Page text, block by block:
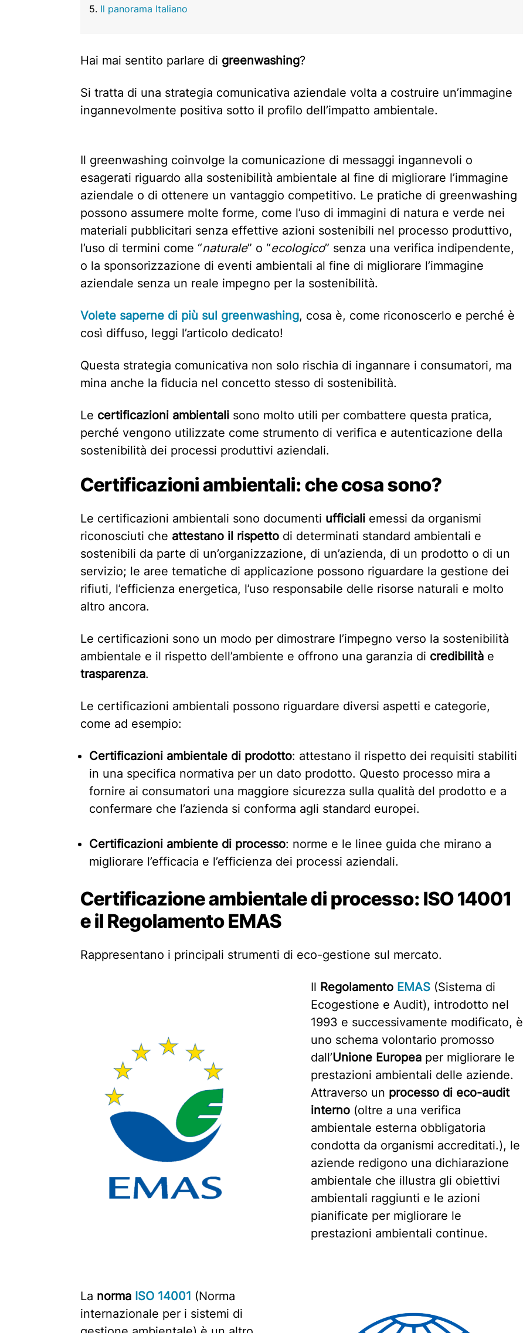
Il panorama Italiano
Hai mai sentito parlare di greenwashing?
Si tratta di una strategia comunicativa aziendale volta a costruire un’immagine
ingannevolmente positiva sotto il profilo dell’impatto ambientale.
Il greenwashing coinvolge la comunicazione di messaggi ingannevoli o
esagerati riguardo alla sostenibilità ambientale al fine di migliorare l’immagine
aziendale o di ottenere un vantaggio competitivo. Le pratiche di greenwashing
possono assumere molte forme, come l’uso di immagini di natura e verde nei
materiali pubblicitari senza effettive azioni sostenibili nel processo produttivo,
l’uso di termini come “naturale” o “ecologico” senza una verifica indipendente,
o la sponsorizzazione di eventi ambientali al fine di migliorare l’immagine
aziendale senza un reale impegno per la sostenibilità.
Volete saperne di più sul greenwashing, cosa è, come riconoscerlo e perché è
così diffuso, leggi l’articolo dedicato!
Questa strategia comunicativa non solo rischia di ingannare i consumatori, ma
mina anche la fiducia nel concetto stesso di sostenibilità.
Le certificazioni ambientali sono molto utili per combattere questa pratica,
perché vengono utilizzate come strumento di verifica e autenticazione della
sostenibilità dei processi produttivi aziendali.
Certificazioni ambientali: che cosa sono?
Le certificazioni ambientali sono documenti ufficiali emessi da organismi
riconosciuti che attestano il rispetto di determinati standard ambientali e
sostenibili da parte di un’organizzazione, di un’azienda, di un prodotto o di un
servizio; le aree tematiche di applicazione possono riguardare la gestione dei
rifiuti, l’efficienza energetica, l’uso responsabile delle risorse naturali e molto
altro ancora.
Le certificazioni sono un modo per dimostrare l’impegno verso la sostenibilità
ambientale e il rispetto dell’ambiente e offrono una garanzia di credibilità e
trasparenza.
Le certificazioni ambientali possono riguardare diversi aspetti e categorie,
come ad esempio:
Certificazioni ambientale di prodotto: attestano il rispetto dei requisiti stabiliti
in una specifica normativa per un dato prodotto. Questo processo mira a
fornire ai consumatori una maggiore sicurezza sulla qualità del prodotto e a
confermare che l’azienda si conforma agli standard europei.
Certificazioni ambiente di processo: norme e le linee guida che mirano a
migliorare l’efficacia e l’efficienza dei processi aziendali.
Certificazione ambientale di processo: ISO 14001
e il Regolamento EMAS
Rappresentano i principali strumenti di eco-gestione sul mercato.
Il Regolamento EMAS(Sistema di
Ecogestione e Audit), introdotto nel
1993 e successivamente modificato, è
uno schema volontario promosso
dall’Unione Europeaper migliorare le
prestazioni ambientali delle aziende.
Attraverso un processo di eco-audit
interno(oltre a una verifica
ambientale esterna obbligatoria
condotta da organismi accreditati.), le
aziende redigono una dichiarazione
ambientale che illustra gli obiettivi
ambientali raggiunti e le azioni
pianificate per migliorare le
prestazioni ambientali continue.
La norma ISO 14001 (Norma
internazionale per i sistemi di